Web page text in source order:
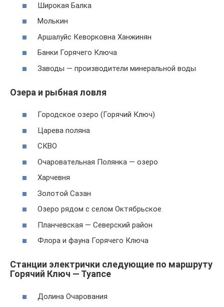
Широкая Балка
Молькин
Аршалуйс Кеворковна Ханжинян
Банки Горячего Ключа
Заводы — производители минеральной воды
Озера и рыбная ловля
Городское озеро (Горячий Ключ)
Царева поляна
СКВО
Очаровательная Полянка — озеро
Харчевня
Золотой Сазан
Озеро рядом с селом Октябрьское
Планчевская — Северский район
Флора и фауна Горячего Ключа
Станции электрички следующие по маршруту
Горячий Ключ — Туапсе
Долина Очарования